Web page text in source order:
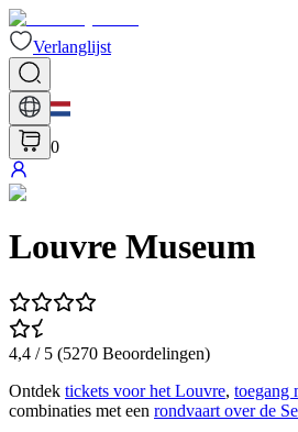
Verlanglijst
0
Louvre Museum
4,4 / 5 (5270 Beoordelingen)
Ontdek tickets voor het Louvre, toegang
combinaties met een rondvaart over de